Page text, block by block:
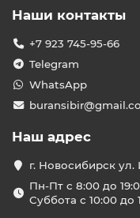
Наши контакты
+7 923 745-95-66
Telegram
WhatsApp
Наш адрес
г. Новосибирск
Пн-Пт с 8:00 до
Суббота с 10:00 до